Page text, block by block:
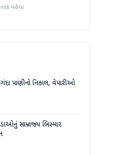
સેંકડો ભૂંડોના મોત
પહેલા
પાણીનો નિકાલ, વેપારીઓ
સામ્રાજ્ય બિસ્માર